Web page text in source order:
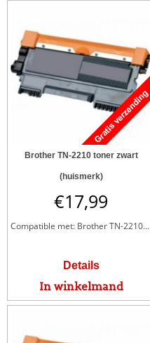
Brother TN-2210 toner zwart
(huismerk)
€17,99
Compatible met: Brother TN-2210...
Details
In winkelmand